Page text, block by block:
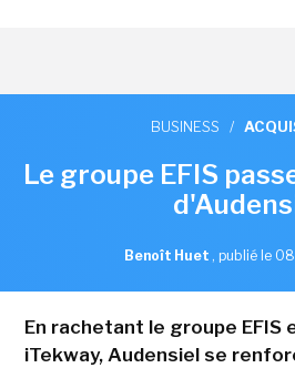
BUSINESS /
Le groupe EFIS
Benoît Huet , publié le
En rachetant le groupe EFIS
iTekway, Audensiel se